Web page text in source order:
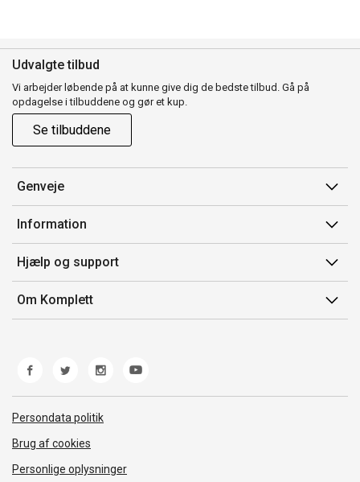
Udvalgte tilbud
Vi arbejder løbende på at kunne give dig de bedste tilbud. Gå på
opdagelse i tilbuddene og gør et kup.
Se tilbuddene
Genveje
Min side
Ordrehistorik
Gavekort
Information
Salgsbetingelser
Mærker/producent
Fortrydelsesret
Hjælp og support
Kontakt os
Kundeservice
Fejl/Mangler
Fragt og levering
Om Komplett
Persondata politik
Brug af cookies
Personlige oplysninger